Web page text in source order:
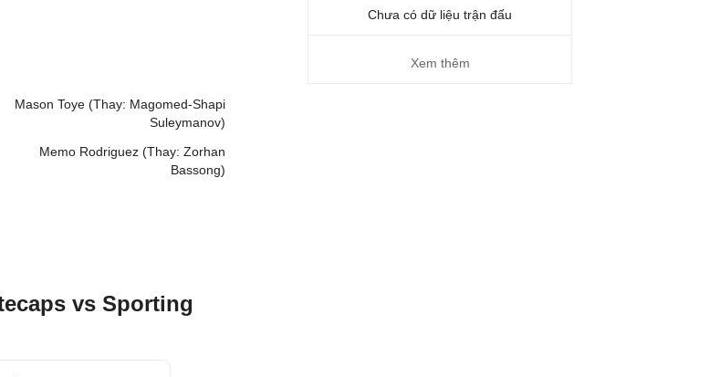
Mason Toye (Thay: Magomed-Shapi
Suleymanov)
Memo Rodriguez (Thay: Zorhan
Bassong)
vs Sporting
Chưa có dữ liệu trận đấu
Xem thêm